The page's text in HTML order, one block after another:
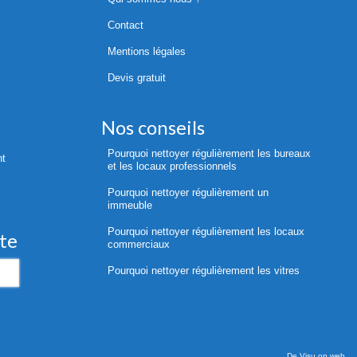
Contact
Mentions légales
Devis gratuit
Nos conseils
Pourquoi nettoyer régulièrement les bureaux
et les locaux professionnels
Pourquoi nettoyer régulièrement un
immeuble
Pourquoi nettoyer régulièrement les locaux
commerciaux
Pourquoi nettoyer régulièrement les vitres